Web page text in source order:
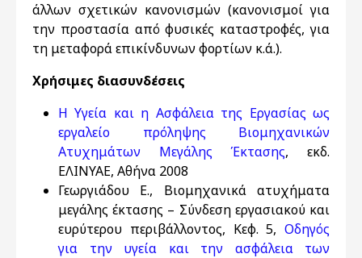
άλλων σχετικών κανονισμών (κανονισμοί για
την προστασία από φυσικές καταστροφές, για
τη μεταφορά επικίνδυνων φορτίων κ.ά.).
Χρήσιμες διασυνδέσεις
Η Υγεία και η Ασφάλεια της Εργασίας ως
εργαλείο πρόληψης Βιομηχανικών
Ατυχημάτων Μεγάλης Έκτασης, εκδ.
ΕΛΙΝΥΑΕ, Αθήνα 2008
Γεωργιάδου Ε., Βιομηχανικά ατυχήματα
μεγάλης έκτασης – Σύνδεση εργασιακού και
ευρύτερου περιβάλλοντος, Κεφ. 5, Οδηγός
για την υγεία και την ασφάλεια των